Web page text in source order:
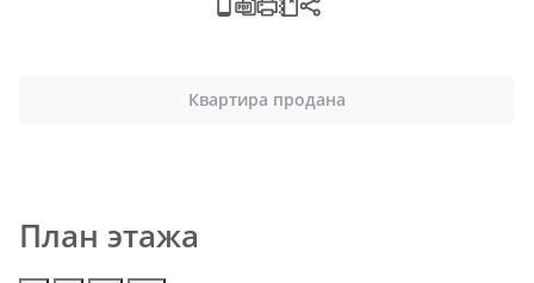
Квартира продана
План этажа